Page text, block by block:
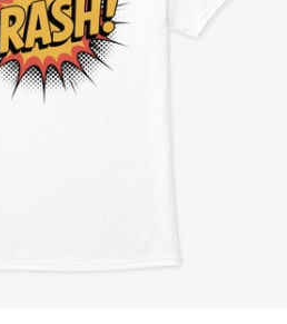
en todas partes
lo que sea